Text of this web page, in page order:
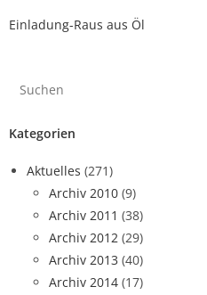
Einladung-Raus aus Öl
Kategorien
Aktuelles (271)
Archiv 2010 (9)
Archiv 2011 (38)
Archiv 2012 (29)
Archiv 2013 (40)
Archiv 2014 (17)